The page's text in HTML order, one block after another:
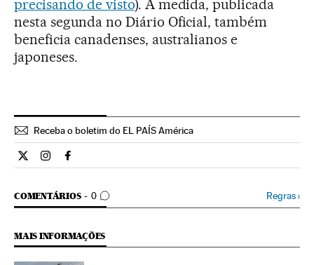
precisando de visto). A medida, publicada
nesta segunda no Diário Oficial, também
beneficia canadenses, australianos e
japoneses.
Receba o boletim do EL PAÍS América
Internacional El País Brasil en Twitter
Internacional El País Brasil en Instagram
Internacional El País Brasil en Facebook
COMENTÁRIOS 0
COMENTÁRIOS Regras›
MAIS INFORMAÇÕES